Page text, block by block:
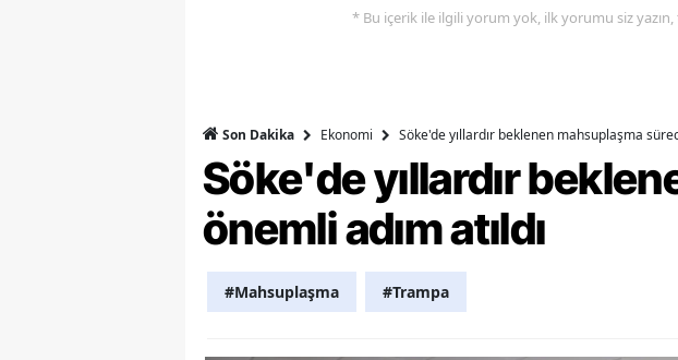
* Bu içerik ile ilgili yorum yok, ilk yorumu siz yazın,
Son Dakika Ekonomi Söke'de yıllardır beklenen mahsuplaşma
Söke'de yıllardır
önemli adım atıldı
#Mahsuplaşma #Trampa